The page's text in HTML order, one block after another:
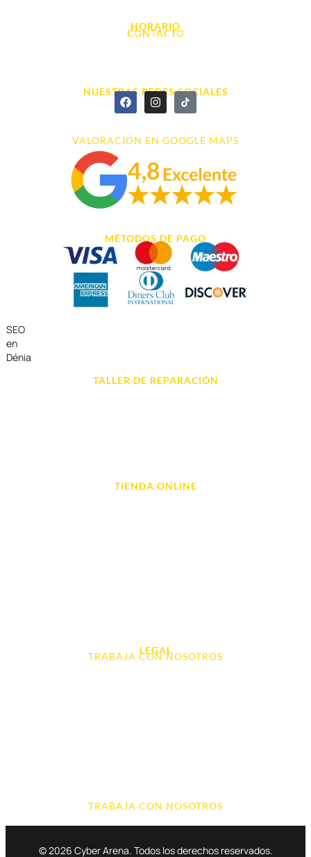
HORARIO
L. - S. 10:00h a 22:00h
CONTACTO
NUESTRAS REDES SOCIALES
VALORACIÓN EN GOOGLE MAPS
MÉTODOS DE PAGO
SEO
en
Dénia
TALLER DE REPARACIÓN
TIENDA ONLINE
LEGAL
TRABAJA CON NOSOTROS
TRABAJA CON NOSOTROS
© 2026 Cyber Arena. Todos los derechos reservados.